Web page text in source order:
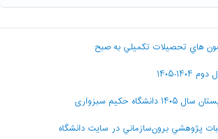
هاي تحصيلات تکميلي به صبح
۱۴۰۵
حکیم سبزواری
پژوهشي برون‌سازماني در سايت دانشگاه